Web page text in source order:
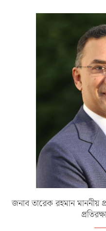
জনাব তারেক রহমান মাননীয়